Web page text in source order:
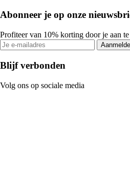
Abonneer je op onze
Profiteer van 10% korting door je aan
Blijf verbonden
Volg ons op sociale media